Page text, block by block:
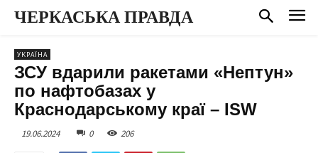
ЧЕРКАСЬКА ПРАВДА
УКРАЇНА
ЗСУ вдарили ракетами «Нептун»
по нафтобазах у
Краснодарському краї – ISW
19.06.2024 0 206